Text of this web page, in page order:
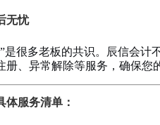
无忧
是很多老板的共识。辰信会计
册、异常解除等服务，确保您
体服务清单：